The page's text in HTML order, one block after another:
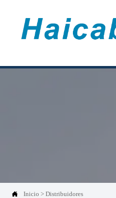
 Inicio >Distribuidores